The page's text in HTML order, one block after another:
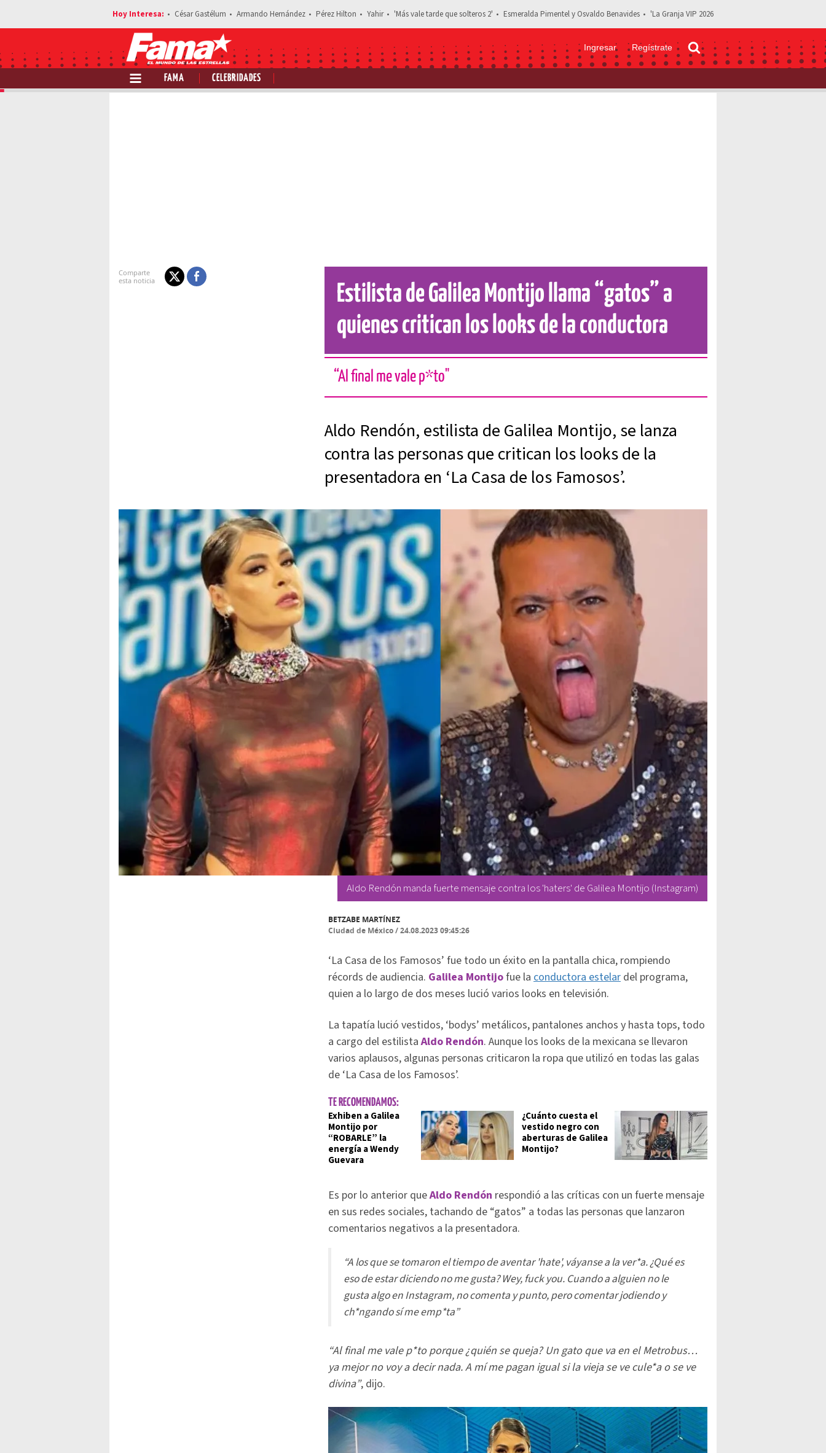
César Gastélum Armando Hernández Pérez Hilton Yahir 'Más vale tarde que solteros 2' Esmeralda Pimentel y Osvaldo Benavides 'La Granja VIP 2026
Ingresar Regístrate
FAMA CELEBRIDADES
Estás leyendo: Estilista de Galilea Montijo llama “gatos” a quienes critican los looks de la conductora
Estilista de Galilea Montijo llama “gatos” a
quienes critican los looks de la conductora
“Al final me vale p*to"
Aldo Rendón, estilista de Galilea Montijo, se lanza
contra las personas que critican los looks de la
presentadora en ‘La Casa de los Famosos’.
Aldo Rendón manda fuerte mensaje contra los 'haters' de Galilea Montijo (Instagram)
BETZABE MARTÍNEZ
Ciudad de México/24.08.2023 09:45:26
‘La Casa de los Famosos’ fue todo un éxito en la pantalla chica, rompiendo
récords de audiencia. Galilea Montijofue la conductora estelar del programa,
quien a lo largo de dos meses lució varios looks en televisión.
La tapatía lució vestidos, ‘bodys’ metálicos, pantalones anchos y hasta tops, todo
a cargo del estilistaAldo Rendón. Aunque los looks de la mexicana se llevaron
varios aplausos, algunas personas criticaron la ropa que utilizó en todas las galas
de ‘La Casa de los Famosos’.
TE RECOMENDAMOS:
Exhiben a Galilea
Montijo por
“ROBARLE” la
energía a Wendy
Guevara
¿Cuánto cuesta el
vestido negro con
aberturas de Galilea
Montijo?
Es por lo anterior queAldo Rendón respondió a las críticas con un fuerte mensaje
en sus redes sociales, tachando de “gatos” a todas las personas que lanzaron
comentarios negativos a la presentadora.
“A los que se tomaron el tiempo de aventar 'hate', váyanse a la ver*a. ¿Qué es
eso de estar diciendo no me gusta? Wey, fuck you. Cuando a alguien no le
gusta algo en Instagram, no comenta y punto, pero comentar jodiendo y
ch*ngando sí me emp*ta”
“Al final me vale p*to porque ¿quién se queja? Un gato que va en el Metrobus…
ya mejor no voy a decir nada. A mí me pagan igual si la vieja se ve cule*a o se ve
divina”, dijo.